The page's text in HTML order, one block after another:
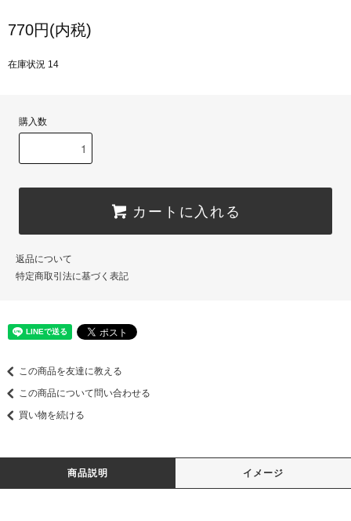
770円(内税)
在庫状況 14
購入数
カートに入れる
返品について
特定商取引法に基づく表記
この商品を友達に教える
この商品について問い合わせる
買い物を続ける
商品説明 イメージ